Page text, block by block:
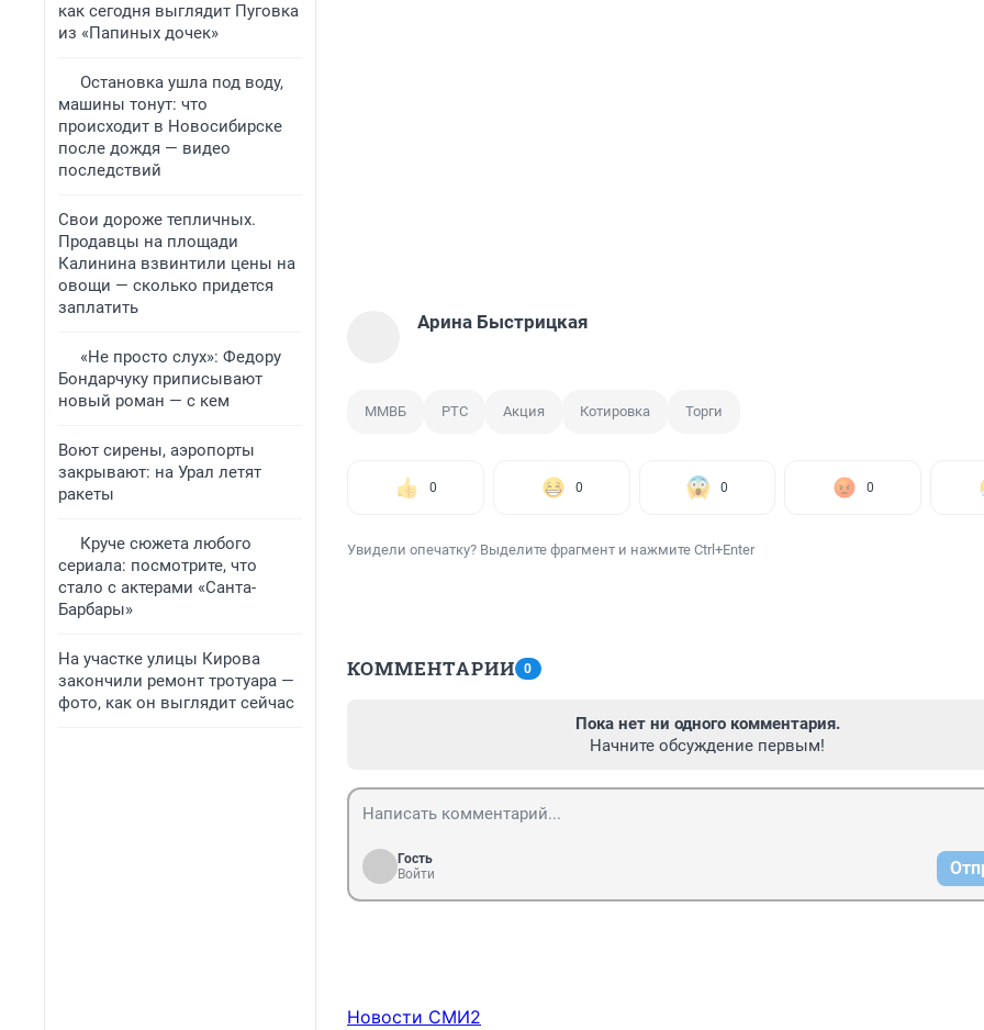
как сегодня выглядит Пуговка
из «Папиных дочек»
Остановка ушла под воду,
машины тонут: что
происходит в Новосибирске
после дождя — видео
последствий
Свои дороже тепличных.
Продавцы на площади
Калинина взвинтили цены на
овощи — сколько придется
заплатить
«Не просто слух»: Федору
Бондарчуку приписывают
новый роман — с кем
Воют сирены, аэропорты
закрывают: на Урал летят
ракеты
Круче сюжета любого
сериала: посмотрите, что
стало с актерами «Санта-
Барбары»
На участке улицы Кирова
закончили ремонт тротуара —
фото, как он выглядит сейчас
Арина Быстрицкая
ММВБ РТС Акция Котировка Торги
0 0 0 0
Увидели опечатку? Выделите фрагмент и нажмите Ctrl+Enter
КОММЕНТАРИИ 0
Пока нет ни одного комментария.
Начните обсуждение первым!
Гость
Войти
Новости СМИ2